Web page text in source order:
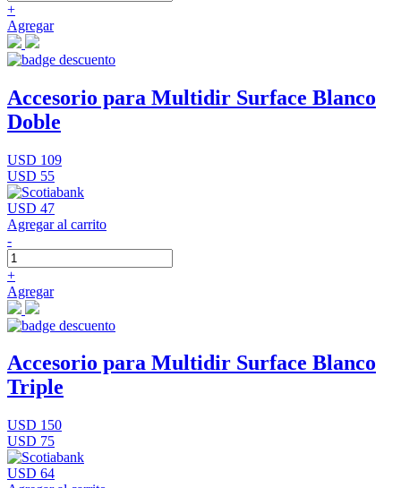
+
Agregar
Accesorio para Multidir Surface Blanco
Doble
USD 109
USD 55
USD 47
Agregar al carrito
-
+
Agregar
Accesorio para Multidir Surface Blanco
Triple
USD 150
USD 75
USD 64